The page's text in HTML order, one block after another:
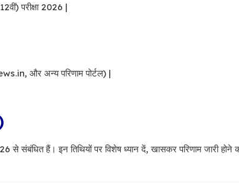
परीक्षा 2026 |
और अन्य परिणाम पोर्टल) |
संबंधित हैं। इन तिथियों पर विशेष ध्यान दें, खासकर परिणाम जारी होने